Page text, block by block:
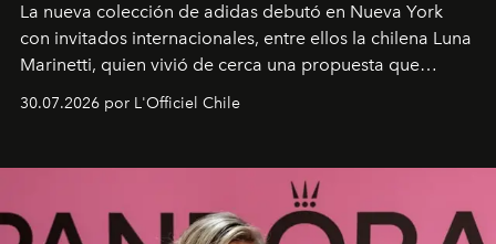
La nueva colección de adidas debutó en Nueva York
con invitados internacionales, entre ellos la chilena Luna
Marinetti, quien vivió de cerca una propuesta que
fusiona moda y rendimiento.
30.07.2026 por L'Officiel Chile